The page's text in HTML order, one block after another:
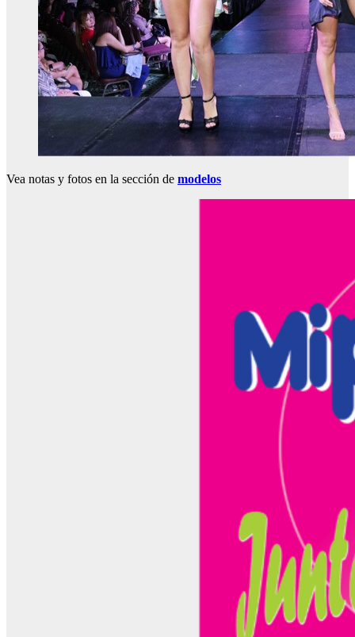
Vea notas y fotos en la sección de modelos